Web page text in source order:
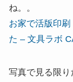
ね。。
お家で活版印
た – 文具ラボ
写真で見る限